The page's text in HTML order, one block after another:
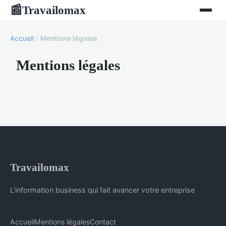
📰Travailomax
Accueil › Mentions légales
Mentions légales
Travailomax
L'information business qui fait avancer votre entreprise
AccueilMentions légalesContact